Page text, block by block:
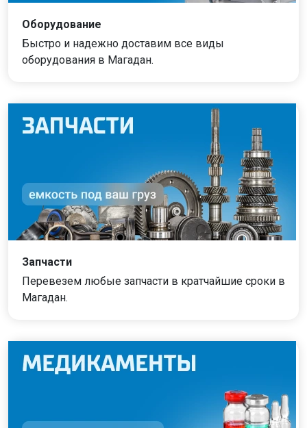
Оборудование
Быстро и надежно доставим все виды
оборудования в Магадан.
Запчасти
Перевезем любые запчасти в кратчайшие сроки в
Магадан.